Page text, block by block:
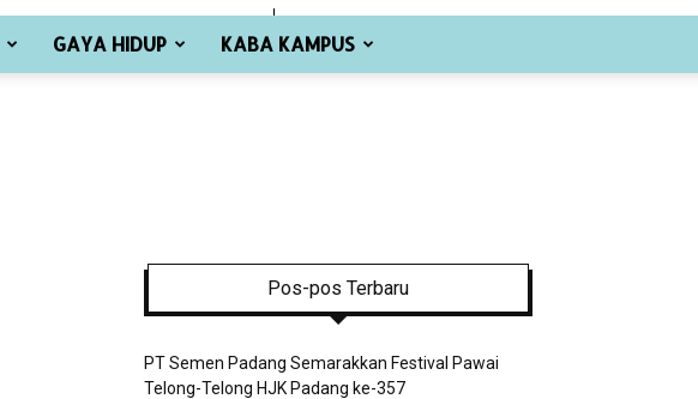
GAYA HIDUP KABA KAMPUS
Pos-pos Terbaru
PT Semen Padang Semarakkan Festival Pawai
Telong-Telong HJK Padang ke-357